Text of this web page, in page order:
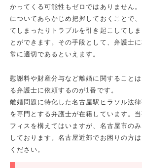
かってくる可能性もゼロではありません
についてあらかじめ把握しておくことで
てしまったりトラブルを引き起こしてし
とができます。その手段として、弁護士
常に適切であるといえます。
慰謝料や財産分与など離婚に関すること
る弁護士に依頼するのが1番です。
離婚問題に特化した名古屋駅ヒラソル法
を専門とする弁護士が在籍しています。
フィスを構えてはいますが、名古屋市の
しております。名古屋近郊でお困りの方
ください。